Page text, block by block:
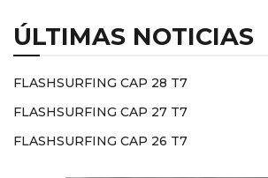
ÚLTIMAS NOTICIAS
FLASHSURFING CAP 28 T7
FLASHSURFING CAP 27 T7
FLASHSURFING CAP 26 T7